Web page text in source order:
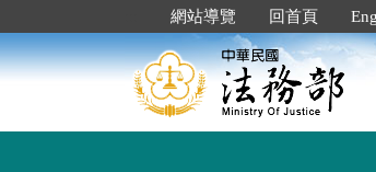
到
主
要
網站導覽 回首頁